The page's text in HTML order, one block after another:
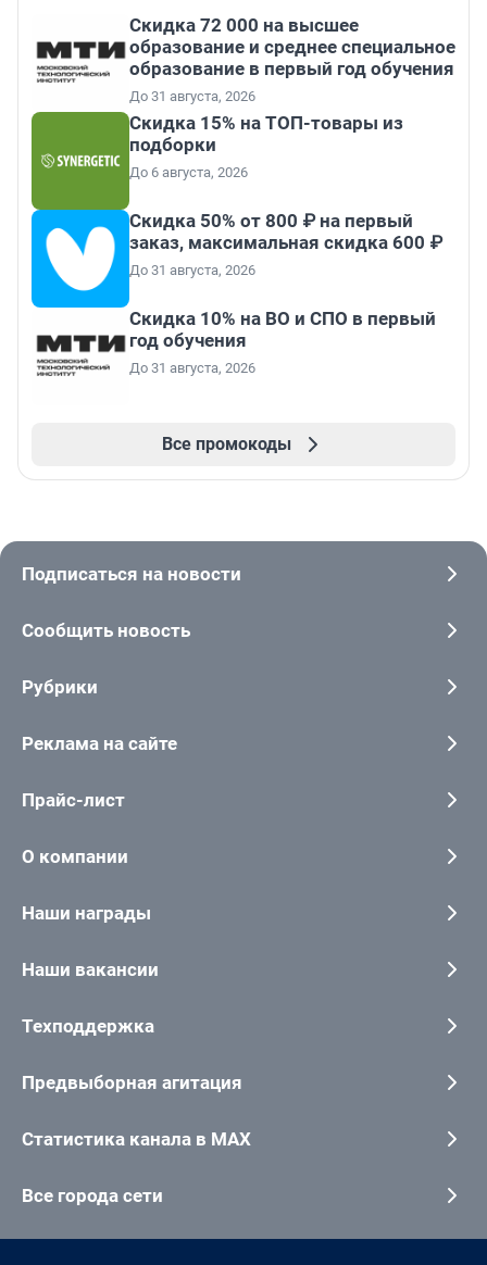
Скидка 72 000 на высшее
образование и среднее специальное
образование в первый год обучения
До 31 августа, 2026
Скидка 15% на ТОП-товары из
подборки
До 6 августа, 2026
Скидка 50% от 800 ₽ на первый
заказ, максимальная скидка 600 ₽
До 31 августа, 2026
Скидка 10% на ВО и СПО в первый
год обучения
До 31 августа, 2026
Все промокоды
Подписаться на новости
Сообщить новость
Рубрики
Реклама на сайте
Прайс-лист
О компании
Наши награды
Наши вакансии
Техподдержка
Предвыборная агитация
Статистика канала в MAX
Все города сети